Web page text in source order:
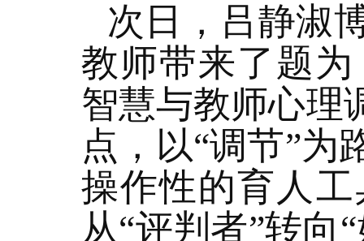
次日，吕静淑
教师带来了题
智慧与教师心理
点，以“调节”为
操作性的育人
从“评判者”转向